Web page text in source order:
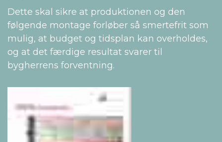
Dette skal sikre at produktionen og den
følgende montage forløber så smertefrit som
mulig, at budget og tidsplan kan overholdes,
og at det færdige resultat svarer til
bygherrens forventning.